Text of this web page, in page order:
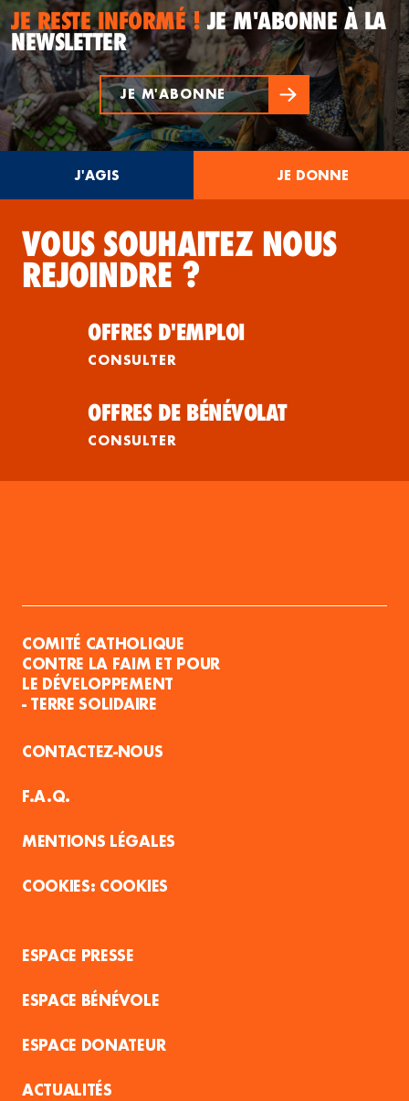
JE RESTE INFORMÉ !JE M'ABONNE À LA
NEWSLETTER
JE M'ABONNE
J'AGIS JE DONNE
VOUS SOUHAITEZ NOUS
REJOINDRE ?
OFFRES D'EMPLOI
CONSULTER
OFFRES DE BÉNÉVOLAT
CONSULTER
COMITÉ CATHOLIQUE
CONTRE LA FAIM ET POUR
LE DÉVELOPPEMENT
- TERRE SOLIDAIRE
CONTACTEZ-NOUS
F.A.Q.
MENTIONS LÉGALES
COOKIES
ESPACE PRESSE
ESPACE BÉNÉVOLE
ESPACE DONATEUR
ACTUALITÉS